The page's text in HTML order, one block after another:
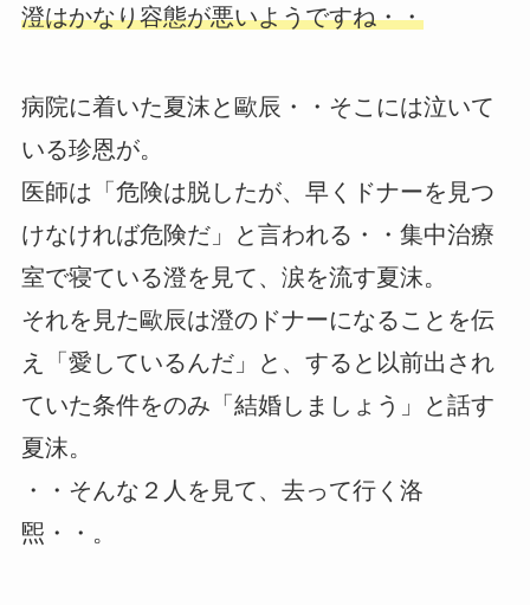
澄はかなり容態が悪いようですね・・
病院に着いた夏沫と歐辰・・そこには泣いて
いる珍恩が。
医師は「危険は脱したが、早くドナーを見つ
けなければ危険だ」と言われる・・集中治療
室で寝ている澄を見て、涙を流す夏沫。
それを見た歐辰は澄のドナーになることを伝
え「愛しているんだ」と、すると以前出され
ていた条件をのみ「結婚しましょう」と話す
夏沫。
・・そんな２人を見て、去って行く洛
煕・・。